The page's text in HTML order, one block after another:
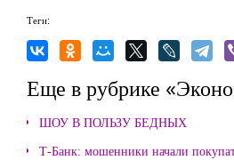
Теги:
Еще в рубрике
ШОУ В ПОЛЬЗУ БЕДНЫХ
Т-Банк: мошенники начали